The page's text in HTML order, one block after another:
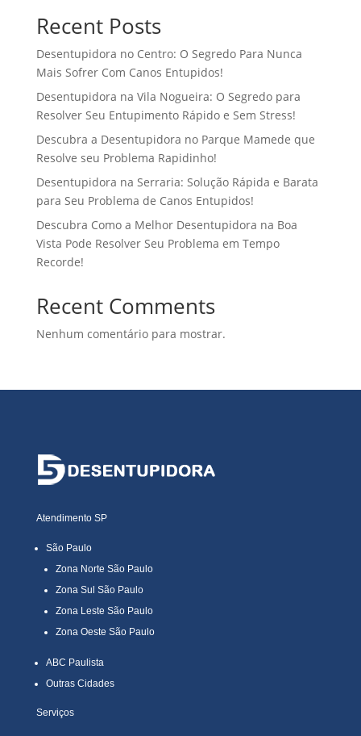
Recent Posts
Desentupidora no Centro: O Segredo Para Nunca
Mais Sofrer Com Canos Entupidos!
Desentupidora na Vila Nogueira: O Segredo para
Resolver Seu Entupimento Rápido e Sem Stress!
Descubra a Desentupidora no Parque Mamede que
Resolve seu Problema Rapidinho!
Desentupidora na Serraria: Solução Rápida e Barata
para Seu Problema de Canos Entupidos!
Descubra Como a Melhor Desentupidora na Boa
Vista Pode Resolver Seu Problema em Tempo
Recorde!
Recent Comments
Nenhum comentário para mostrar.
Atendimento SP
São Paulo
Zona Norte São Paulo
Zona Sul São Paulo
Zona Leste São Paulo
Zona Oeste São Paulo
ABC Paulista
Outras Cidades
Serviços